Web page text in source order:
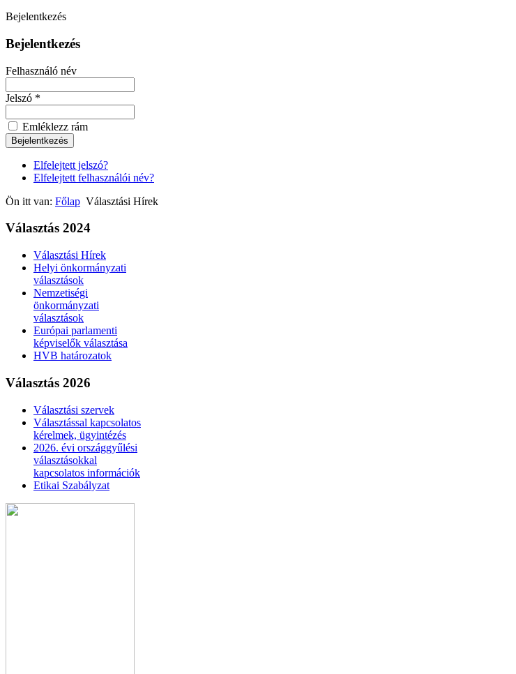
Bejelentkezés
Bejelentkezés
Felhasználó név
Jelszó *
Emléklezz rám
Elfelejtett jelszó?
Elfelejtett felhasználói név?
Ön itt van: Főlap Választási Hírek
Választás 2024
Választási Hírek
Helyi önkormányzati
választások
Nemzetiségi
önkormányzati
választások
Európai parlamenti
képviselők választása
HVB határozatok
Választás 2026
Választási szervek
Választással kapcsolatos
kérelmek, ügyintézés
2026. évi országgyűlési
választásokkal
kapcsolatos információk
Etikai Szabályzat